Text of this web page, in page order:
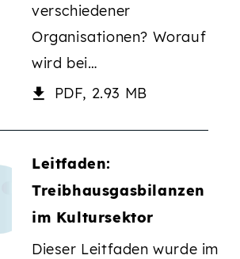
verschiedener
Organisationen? Worauf
wird bei…
PDF, 2.93 MB
Leitfaden:
Treibhausgasbilanzen
im Kultursektor
Dieser Leitfaden wurde im